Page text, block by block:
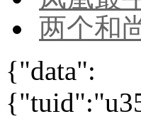
两个和
{"data":